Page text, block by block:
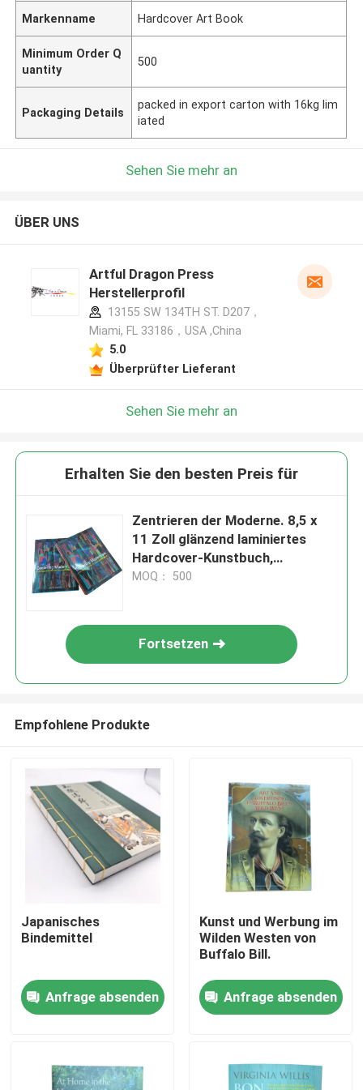
Haus
Videos
Markenname Hardcover Art Book
Minimum Order Q
uantity
500
Packaging Details
packed in export carton with 16kg lim
iated
Sehen Sie mehr an
ÜBER UNS
Artful Dragon Press
Herstellerprofil
13155 SW 134TH ST. D207，
Miami, FL 33186，USA ,China
5.0
Überprüfter Lieferant
Sehen Sie mehr an
Erhalten Sie den besten Preis für
Zentrieren der Moderne. 8,5 x
11 Zoll glänzend laminiertes
Hardcover-Kunstbuch,
professioneller 4C/4C Offset-
MOQ： 500
Fortsetzen
Empfohlene Produkte
Japanisches
Bindemittel
Anfrage absenden
Kunst und Werbung im
Wilden Westen von
Buffalo Bill.
Anfrage absenden